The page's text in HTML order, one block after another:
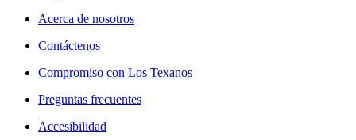
Acerca de nosotros
Contáctenos
Compromiso con Los Texanos
Preguntas frecuentes
Accesibilidad